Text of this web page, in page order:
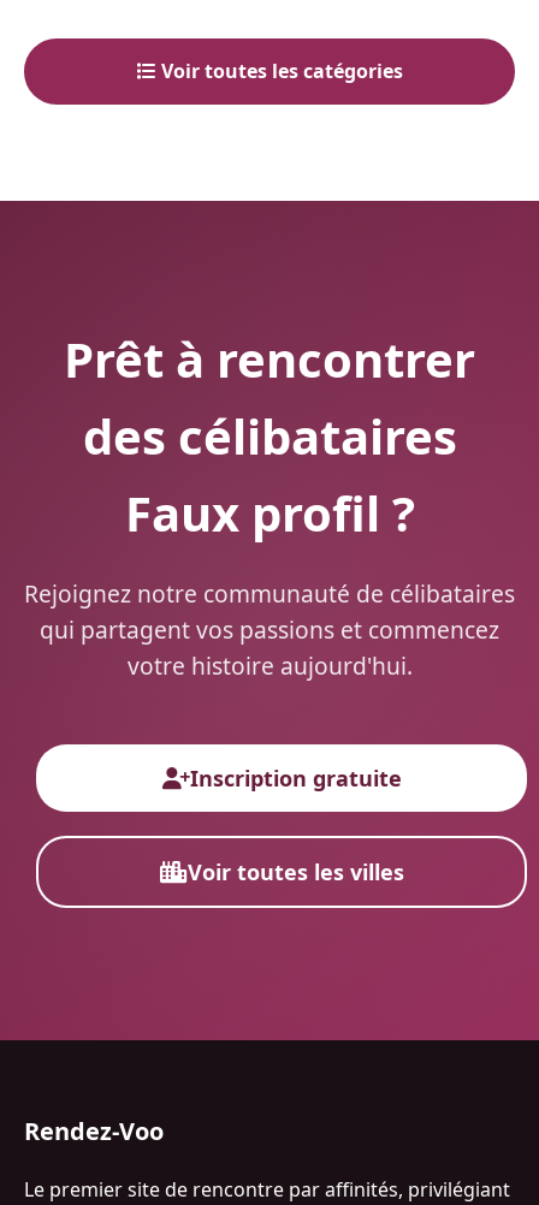
Voir toutes les catégories
Prêt à rencontrer
des célibataires
Faux profil ?
Rejoignez notre communauté de célibataires
qui partagent vos passions et commencez
votre histoire aujourd'hui.
Inscription gratuite
Voir toutes les villes
Rendez-Voo
Le premier site de rencontre par affinités, privilégiant